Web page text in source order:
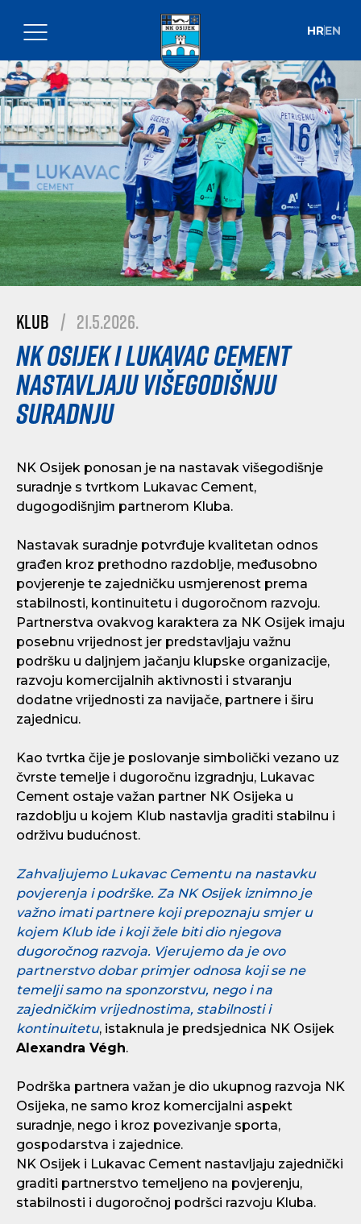
HREN
Klub | 21.5.2026.
NK Osijek i Lukavac Cement
nastavljaju višegodišnju
suradnju
NK Osijek ponosan je na nastavak višegodišnje
suradnje s tvrtkom Lukavac Cement,
dugogodišnjim partnerom Kluba.
Nastavak suradnje potvrđuje kvalitetan odnos
građen kroz prethodno razdoblje, međusobno
povjerenje te zajedničku usmjerenost prema
stabilnosti, kontinuitetu i dugoročnom razvoju.
Partnerstva ovakvog karaktera za NK Osijek imaju
posebnu vrijednost jer predstavljaju važnu
podršku u daljnjem jačanju klupske organizacije,
razvoju komercijalnih aktivnosti i stvaranju
dodatne vrijednosti za navijače, partnere i širu
zajednicu.
Kao tvrtka čije je poslovanje simbolički vezano uz
čvrste temelje i dugoročnu izgradnju, Lukavac
Cement ostaje važan partner NK Osijeka u
razdoblju u kojem Klub nastavlja graditi stabilnu i
održivu budućnost.
Zahvaljujemo Lukavac Cementu na nastavku
povjerenja i podrške. Za NK Osijek iznimno je
važno imati partnere koji prepoznaju smjer u
kojem Klub ide i koji žele biti dio njegova
dugoročnog razvoja. Vjerujemo da je ovo
partnerstvo dobar primjer odnosa koji se ne
temelji samo na sponzorstvu, nego i na
zajedničkim vrijednostima, stabilnosti i
kontinuitetu, istaknula je predsjednica NK Osijek
Alexandra Végh.
Podrška partnera važan je dio ukupnog razvoja NK
Osijeka, ne samo kroz komercijalni aspekt
suradnje, nego i kroz povezivanje sporta,
gospodarstva i zajednice.
NK Osijek i Lukavac Cement nastavljaju zajednički
graditi partnerstvo temeljeno na povjerenju,
stabilnosti i dugoročnoj podršci razvoju Kluba.